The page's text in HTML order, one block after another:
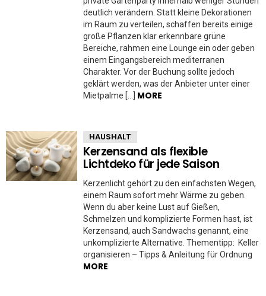
deutlich verändern. Statt kleine Dekorationen
im Raum zu verteilen, schaffen bereits einige
große Pflanzen klar erkennbare grüne
Bereiche, rahmen eine Lounge ein oder geben
einem Eingangsbereich mediterranen
Charakter. Vor der Buchung sollte jedoch
geklärt werden, was der Anbieter unter einer
Mietpalme […] MORE
HAUSHALT
Kerzensand als flexible
Lichtdeko für jede Saison
Kerzenlicht gehört zu den einfachsten Wegen,
einem Raum sofort mehr Wärme zu geben.
Wenn du aber keine Lust auf Gießen,
Schmelzen und komplizierte Formen hast, ist
Kerzensand, auch Sandwachs genannt, eine
unkomplizierte Alternative. Thementipp: Keller
organisieren – Tipps & Anleitung für Ordnung
MORE